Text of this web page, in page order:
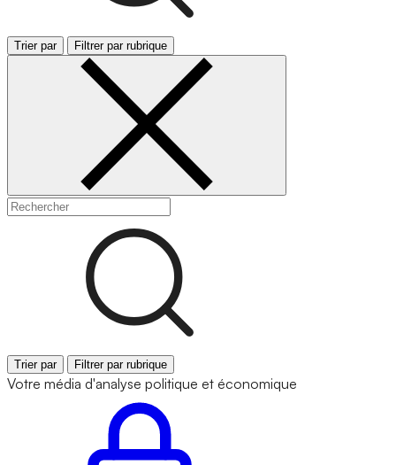
Trier par Filtrer par rubrique
Trier par Filtrer par rubrique
Votre média d'analyse politique et économique